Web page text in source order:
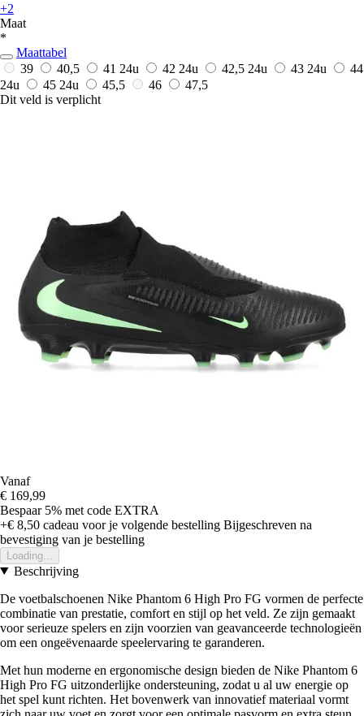
+2
Maat
*
Maattabel
39
40,5 41 24u 42 24u 42,5 24u 43 24u
44
24u
45 24u 45,5 46
47,5
Dit veld is verplicht
Vanaf
€ 169,99
Bespaar 5% met code EXTRA
+€ 8,50 cadeau voor je volgende bestelling Bijgeschreven na
bevestiging van je bestelling
Loading...
Beschrijving
De voetbalschoenen Nike Phantom 6 High Pro FG vormen de perfecte
combinatie van prestatie, comfort en stijl op het veld. Ze zijn gemaakt
voor serieuze spelers en zijn voorzien van geavanceerde technologieën
om een ongeëvenaarde speelervaring te garanderen.
Met hun moderne en ergonomische design bieden de Nike Phantom 6
High Pro FG uitzonderlijke ondersteuning, zodat u al uw energie op
het spel kunt richten. Het bovenwerk van innovatief materiaal vormt